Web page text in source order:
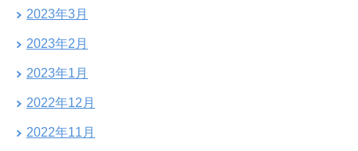
2023年3月
2023年2月
2023年1月
2022年12月
2022年11月